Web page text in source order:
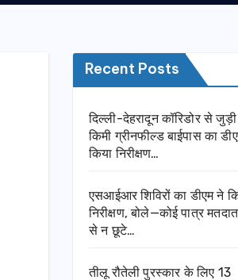
Recent Posts
दिल्ली-देहरादून कॉरिडोर से
किमी ग्रीनफील्ड बाईपास का
किया निरीक्षण…
एसआईआर शिविरों का डीएम ने
निरीक्षण, बोले—कोई पात्र
से न छूटे…
तीलू रौतेली पुरस्कार के लिए 13